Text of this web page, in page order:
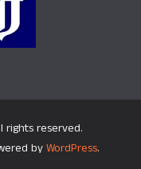
rights reserved.
by WordPress.